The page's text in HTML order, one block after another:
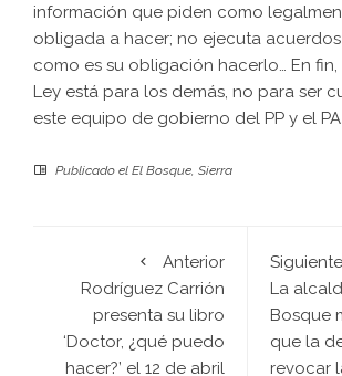
información que piden como
obligada a hacer; no ejecuta
como es su obligación hacerlo… En
Ley está para los demás, no para ser
este equipo de gobierno del PP y el
Publicado el El Bosque Sierra
Anterior
Rodríguez Carrión
presenta su libro
‘Doctor, ¿qué puedo
hacer?’ el 12 de abril
Siguiente
La
Bosque
que la
revocar